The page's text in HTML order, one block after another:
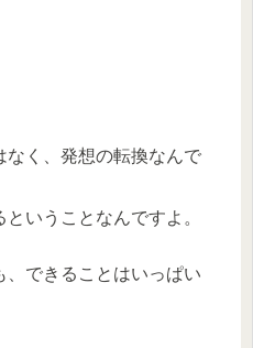
なく、発想の転換なんで
いうことなんですよ。
、できることはいっぱい